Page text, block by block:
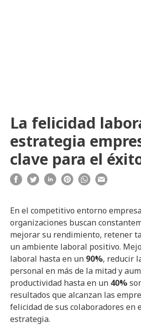
La felicidad
estrategia
clave para el
En el competitivo entorno
organizaciones buscan
mejorar su rendimiento, retener
un ambiente laboral positivo.
laboral hasta en un 90%, reducir
personal en más de la mitad y
productividad hasta en un 40%
resultados que alcanzan las
felicidad de sus colaboradores en
estrategia.